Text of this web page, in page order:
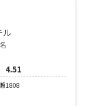
ル
4.51
1808